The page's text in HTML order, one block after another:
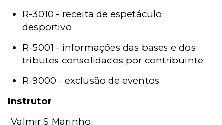
R-3010 - receita de espetáculo
desportivo
R-5001 - informações das bases e dos
tributos consolidados por contribuinte
R-9000 - exclusão de eventos
Instrutor
-Valmir S Marinho